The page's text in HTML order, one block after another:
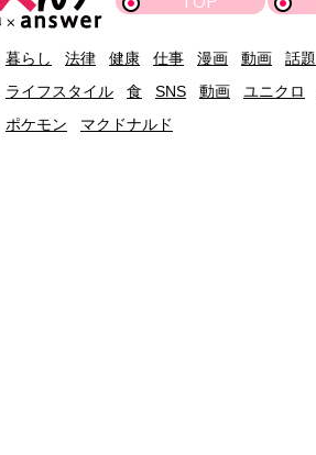
暮らし 法律 健康 仕事 漫画 動画 話題
ライフスタイル
食 SNS 動画 ユニクロ
ポケモン
マクドナルド